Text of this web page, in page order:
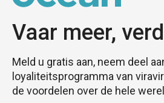
Vaar meer,
Meld u gratis aan, neem deel
loyaliteitsprogramma van
de voordelen over de hele